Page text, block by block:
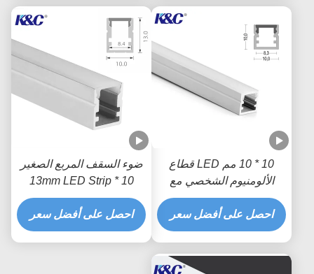
10 * 10 مم LED قطاع
الألومنيوم الشخصي مع
غطاء الناشر PMMA PC
احصل على أفضل سعر
ضوء السقف المربع الصغير
10 * 13mm LED Strip
Channel مع الناشر
احصل على أفضل سعر